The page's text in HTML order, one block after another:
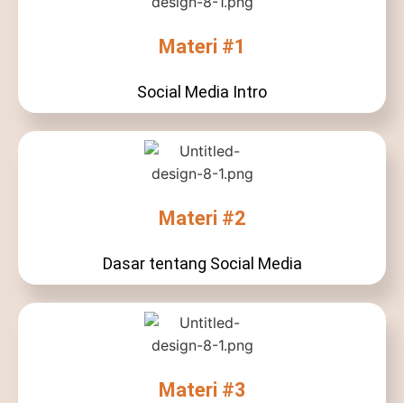
Materi #1
Social Media Intro
Materi #2
Dasar tentang Social Media
Materi #3